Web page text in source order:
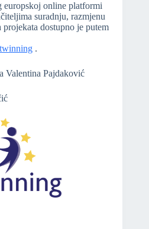
online platformi
suradnju, razmjenu
dostupno je putem
.
Valentina Pajdaković